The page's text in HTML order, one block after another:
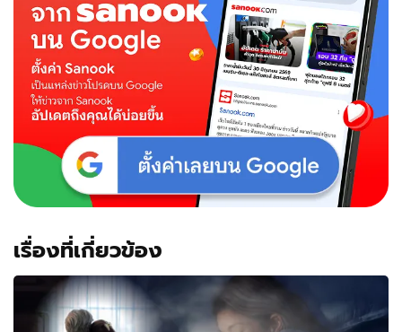
เรื่องที่เกี่ยวข้อง